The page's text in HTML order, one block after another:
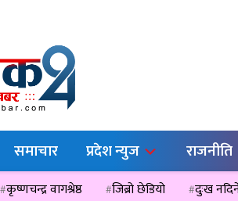
समाचार प्रदेश न्युज राजनीति
कृष्णचन्द्र वागश्रेष्ठ जिब्रो छेडियो दुःख